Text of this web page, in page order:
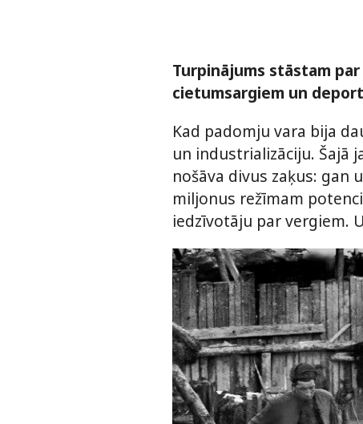
Turpinājums stāstam
cietumsargiem un
Kad padomju vara bija
un industrializāciju. Šajā
nošāva divus zaķus: gan
miljonus režīmam
iedzīvotāju par vergiem.